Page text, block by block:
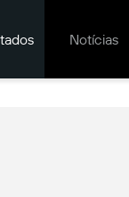
Notícias